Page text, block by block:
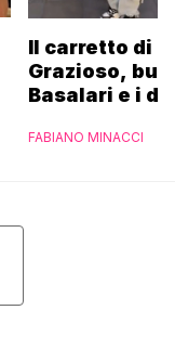
Il carretto di
Grazioso,
Basalari e i
Ferrero”
FABIANO MINACCI